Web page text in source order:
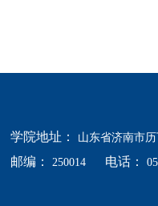
学院地址： 山东省济南市
邮编： 250014 电话：